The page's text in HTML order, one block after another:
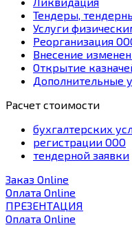
Тендеры,
Услуги
Реорганизация
Внесение
Открытие
Дополнительные
Расчет стоимости
бухгалтерских
регистрации ООО
тендерной заявки
Заказ Online
Оплата Online
ПРЕЗЕНТАЦИЯ
Оплата Online